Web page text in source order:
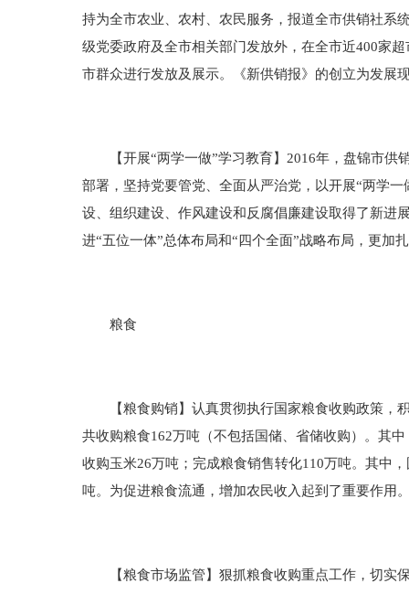
持为全市农业、农村、农民服务，报道全市供销社系
级党委政府及全市相关部门发放外，在全市近400家
市群众进行发放及展示。《新供销报》的创立为发展
【开展“两学一做”学习教育】2016年，盘锦市供
部署，坚持党要管党、全面从严治党，以开展“两学
设、组织建设、作风建设和反腐倡廉建设取得了新进
进“五位一体”总体布局和“四个全面”战略布局，更加
粮食
【粮食购销】认真贯彻执行国家粮食收购政策，积
共收购粮食162万吨（不包括国储、省储收购）。其
收购玉米26万吨；完成粮食销售转化110万吨。其中
吨。为促进粮食流通，增加农民收入起到了重要作用
【粮食市场监管】狠抓粮食收购重点工作，切实保